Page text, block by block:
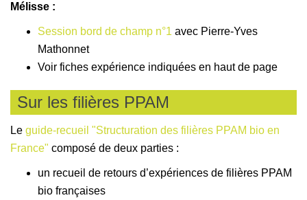
Mélisse :
Session bord de champ n°1 avec Pierre-Yves
Mathonnet
Voir fiches expérience indiquées en haut de page
Sur les filières PPAM
Le guide-recueil "Structuration des filières PPAM bio en
France" composé de deux parties :
un recueil de retours d’expériences de filières PPAM
bio françaises